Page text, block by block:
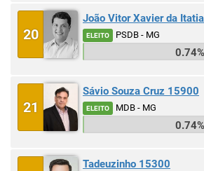
20
João Vitor Xavier da
ELEITO PSDB - MG
0.74%
21
Sávio Souza Cruz 15900
ELEITO MDB - MG
0.74%
Tadeuzinho 15300